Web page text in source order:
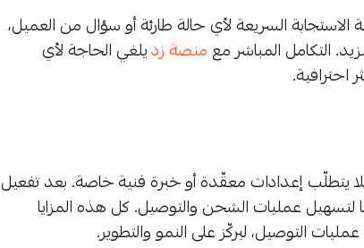
السريعة لأي حالة طارئة أو سؤال من العميل،
التكامل المباشر معمنصة زديلغي الحاجة لأي
احترافية.
يتطلّب إعدادات معقّدة أو خبرة فنية خاصة. بعد تفعيل
لتسهيل عمليات الشحن والتوصيل. كل هذه المزايا
التوصيل، ليركّز على النمو والتطوير.